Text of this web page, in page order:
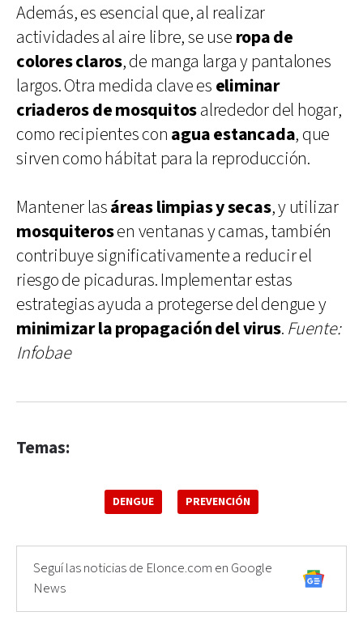
Además, es esencial que, al realizar
actividades al aire libre, se use ropa de
colores claros, de manga larga y pantalones
largos. Otra medida clave es eliminar
criaderos de mosquitosalrededor del hogar,
como recipientes con agua estancada, que
sirven como hábitat para la reproducción.
Mantener lasáreas limpias y secas, y utilizar
mosquiterosen ventanas y camas, también
contribuye significativamente a reducir el
riesgo de picaduras. Implementar estas
estrategias ayuda a protegerse del dengue y
minimizar la propagación del virus. Fuente:
Infobae
Temas:
DENGUE PREVENCIÓN
Seguí las noticias de Elonce.com en Google
News